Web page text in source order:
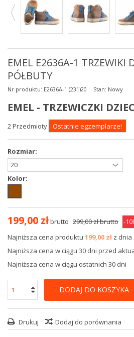
EMEL E2636A-1 TRZEWIKI
PÓŁBUTY
Nr produktu: E2636A-1 (231)20 Stan: Nowy
EMEL - TRZEWICZKI
2Przedmioty Ostatnie egzemplarze!
Rozmiar:
Kolor:
199,00 złbrutto 299,00 złbrutto -
Najniższa cena produktu 199,00 zł z dnia
Najniższa cena w ciągu 30 dni przed
Najniższa cena w ciągu ostatnich 30 dni
DODAJ DO KOSZYKA
Drukuj Dodaj do porównania